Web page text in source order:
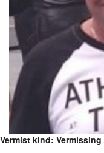
Vermist kind: